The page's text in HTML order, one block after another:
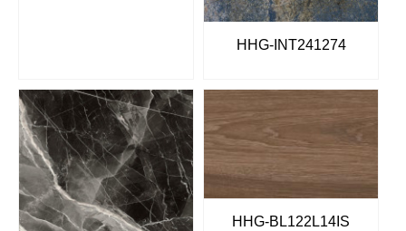
HHG-INT241274
HHG-BL122L14IS